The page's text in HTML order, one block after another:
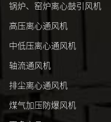
锅炉、窑炉离心鼓引风机
高压离心通风机
中低压离心通风机
轴流通风机
排尘离心通风机
煤气加压防爆风机